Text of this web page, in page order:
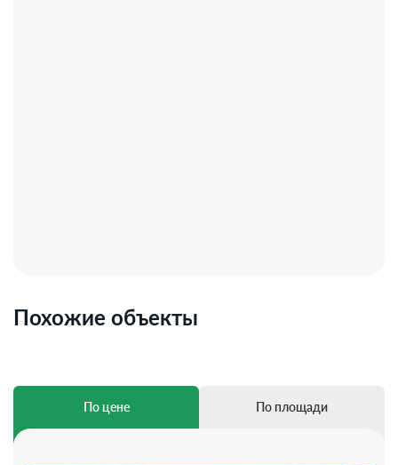
Похожие объекты
По цене По площади